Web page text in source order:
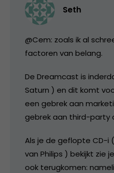
Seth
@Cem: zoals ik al
factoren van belang.
De Dreamcast is
Saturn ) en dit komt
een gebrek aan
gebrek aan third-party
Als je de geflopte CD-i
van Philips ) bekijkt zie
ook terugkomen: